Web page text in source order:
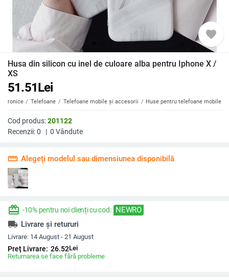
favorite
Husa din silicon cu inel de culoare alba pentru Iphone X /
XS
51.51Lei
Telefoane Telefoane mobile și accesorii Huse pentru telefoane mobile
Cod produs:201122
Recenzii:0 | 0 Vândute
straighten Alegeți modelul sau dimensiunea disponibilă
redeem -10% pentru noi clienți cu cod: NEWRO
local_shipping Livrare și retururi
Livrare: 14 August - 21 August
Preț Livrare: 26.52Lei
Returnarea se face fără probleme